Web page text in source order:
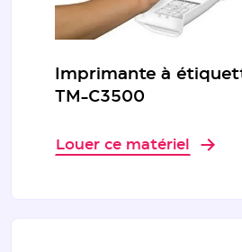
Imprimante à
TM-C3500
Louer ce matériel